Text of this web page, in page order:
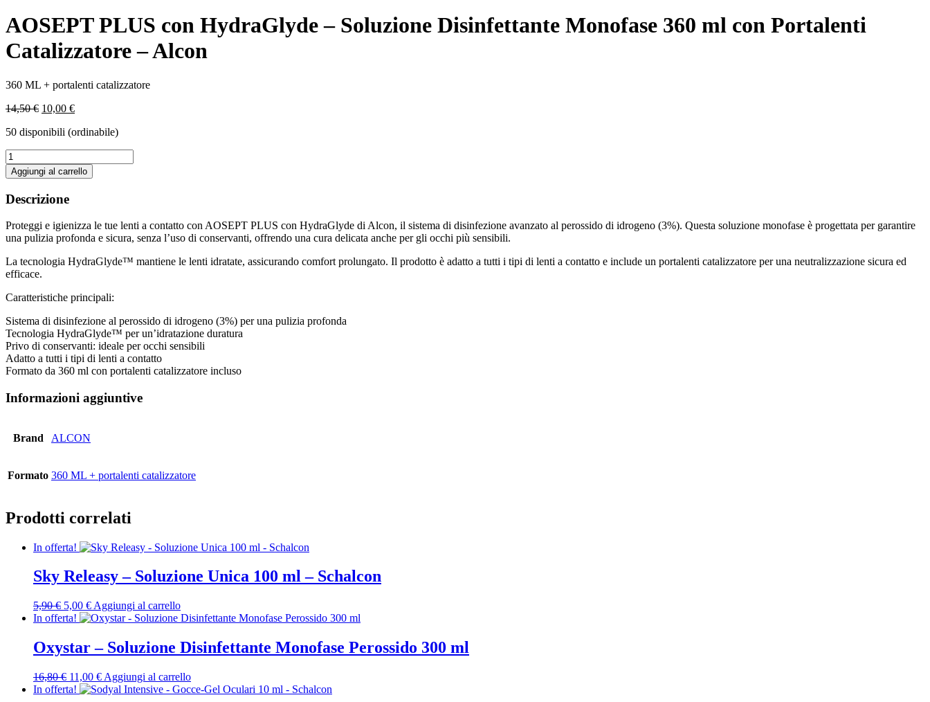
AOSEPT PLUS con HydraGlyde – Soluzione Disinfettante Monofase 360 ml con Portalenti
Catalizzatore – Alcon
360 ML + portalenti catalizzatore
14,50€ Il
originale
10,00 €Il
attuale
50 disponibili (ordinabile)
AOSEPT
PLUS
con
HydraGlyde
-
Disinfettante
Monofase
ml
con
Portalenti
Catalizzatore
-
Alcon
quantità
Aggiungi al carrello
Descrizione
Proteggi e igienizza le tue lenti a contatto con AOSEPT PLUS con HydraGlyde di Alcon, il sistema di disinfezione avanzato al perossido di idrogeno (3%). Questa soluzione monofase è progettata per garantire
una pulizia profonda e sicura, senza l’uso di conservanti, offrendo una cura delicata anche per gli occhi più sensibili.
La tecnologia HydraGlyde™ mantiene le lenti idratate, assicurando comfort prolungato. Il prodotto è adatto a tutti i tipi di lenti a contatto e include un portalenti catalizzatore per una neutralizzazione sicura ed
efficace.
Caratteristiche principali:
Sistema di disinfezione al perossido di idrogeno (3%) per una pulizia profonda
Tecnologia HydraGlyde™ per un’idratazione duratura
Privo di conservanti: ideale per occhi sensibili
Adatto a tutti i tipi di lenti a contatto
Formato da 360 ml con portalenti catalizzatore incluso
Informazioni aggiuntive
Brand ALCON
Formato 360 ML + portalenti catalizzatore
Prodotti correlati
In offerta!
Sky Releasy – Soluzione Unica 100 ml – Schalcon
5,90€ Il
prezzo
era:
5,90 €.
5,00 €Il
prezzo
5,00 €.
Aggiungi al carrello
In offerta!
Oxystar – Soluzione Disinfettante Monofase Perossido 300 ml
16,80€ Il
prezzo
11,00 €Il
prezzo
Aggiungi al carrello
In offerta!